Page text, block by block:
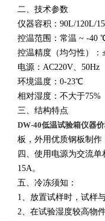
二、技术参数
仪器容积：90L/120L/
控温范围：常温 ~ -40
控温精度（均匀性）
电源：AC220V、50Hz
环境温度：0-23℃
相对湿度：不大于75%
三、结构特点
DW-40低温试验箱仪器
板，外用优质钢板制
四、使用电源为交流
15A。
五、冷冻须知：
1、放置试样时，试样
2、在试验湿度较高物